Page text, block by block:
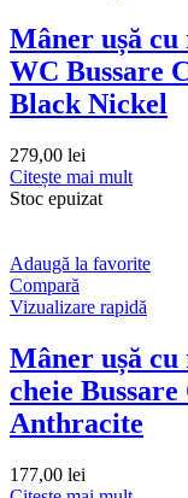
Mâner ușă
WC Bussare
Black Nickel
279,00 lei
Citește mai mult
Stoc epuizat
Adaugă la favorite
Compară
Vizualizare rapidă
Mâner ușă
cheie
Anthracite
177,00 lei